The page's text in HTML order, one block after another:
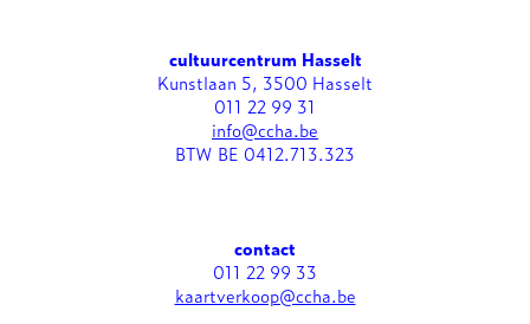
cultuurcentrum Hasselt
Kunstlaan 5, 3500 Hasselt
011 22 99 31
info@ccha.be
BTW BE 0412.713.323
contact
011 22 99 33
kaartverkoop@ccha.be